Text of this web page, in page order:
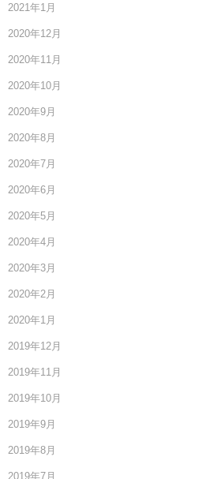
2021年1月
2020年12月
2020年11月
2020年10月
2020年9月
2020年8月
2020年7月
2020年6月
2020年5月
2020年4月
2020年3月
2020年2月
2020年1月
2019年12月
2019年11月
2019年10月
2019年9月
2019年8月
2019年7月